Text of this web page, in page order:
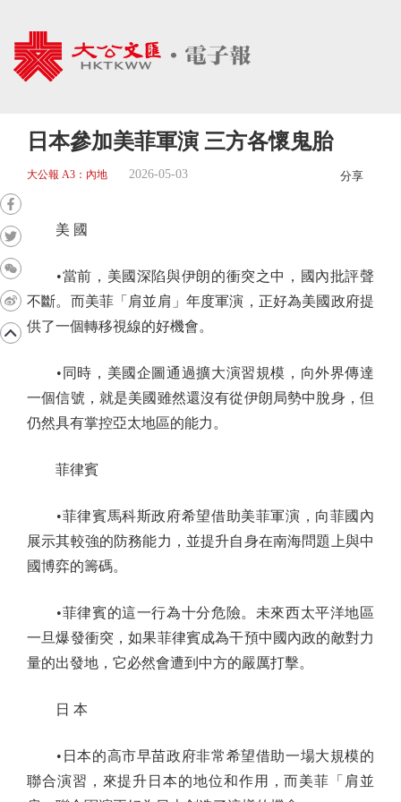
日本參加美菲軍演 三方各懷鬼胎
大公報 A3：內地 2026-05-03 分享
美 國
•當前，美國深陷與伊朗的衝突之中，國內批評聲
不斷。而美菲「肩並肩」年度軍演，正好為美國政府提
供了一個轉移視線的好機會。
•同時，美國企圖通過擴大演習規模，向外界傳達
一個信號，就是美國雖然還沒有從伊朗局勢中脫身，但
仍然具有掌控亞太地區的能力。
菲律賓
•菲律賓馬科斯政府希望借助美菲軍演，向菲國內
展示其較強的防務能力，並提升自身在南海問題上與中
國博弈的籌碼。
•菲律賓的這一行為十分危險。未來西太平洋地區
一旦爆發衝突，如果菲律賓成為干預中國內政的敵對力
量的出發地，它必然會遭到中方的嚴厲打擊。
日 本
•日本的高市早苗政府非常希望借助一場大規模的
聯合演習，來提升日本的地位和作用，而美菲「肩並